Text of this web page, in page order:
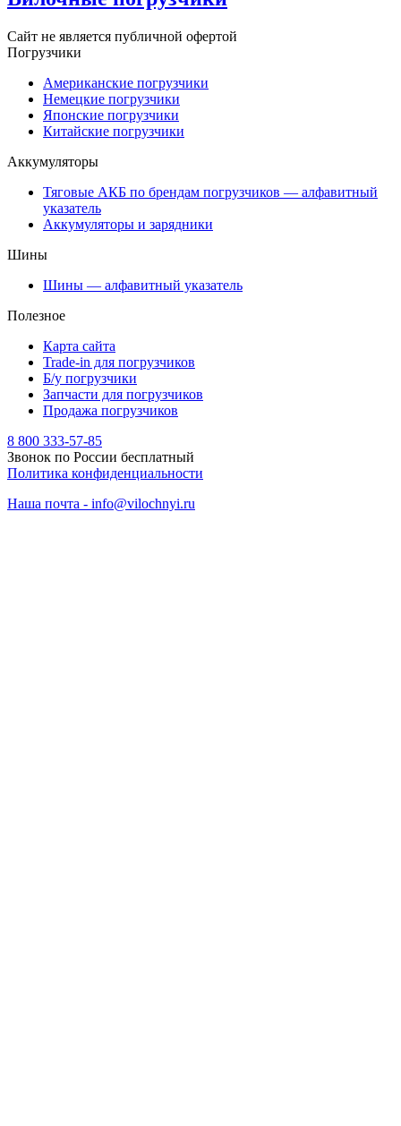
Сайт не является публичной офертой
Погрузчики
Американские погрузчики
Немецкие погрузчики
Японские погрузчики
Китайские погрузчики
Аккумуляторы
Тяговые АКБ по брендам погрузчиков — алфавитный
указатель
Аккумуляторы и зарядники
Шины
Шины — алфавитный указатель
Полезное
Карта сайта
Trade-in для погрузчиков
Б/у погрузчики
Запчасти для погрузчиков
Продажа погрузчиков
8 800 333-57-85
Звонок по России бесплатный
Политика конфиденциальности
Наша почта - info@vilochnyi.ru